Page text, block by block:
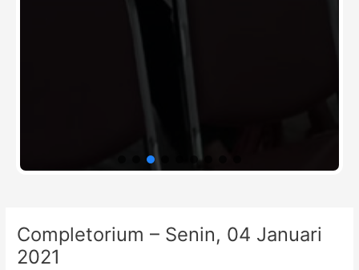
Completorium – Senin, 04 Januari
2021
navigation